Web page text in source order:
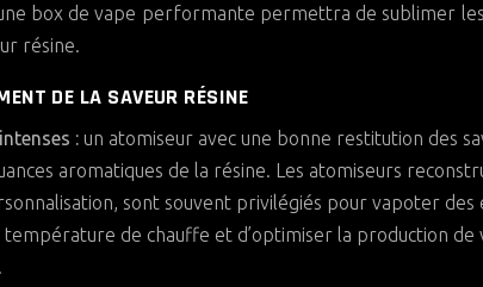
box de vape performante permettra de sublimer
résine.
DE LA SAVEUR RÉSINE
: un atomiseur avec une bonne restitution des
aromatiques de la résine. Les atomiseurs
sont souvent privilégiés pour vapoter des
de chauffe et d’optimiser la production de